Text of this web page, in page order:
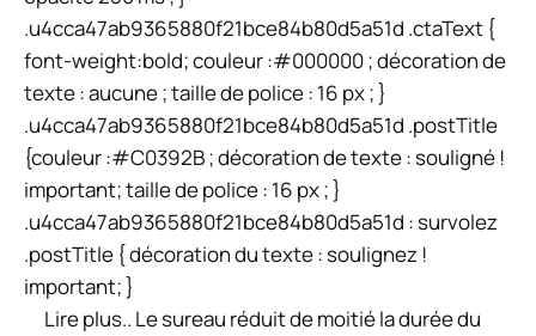
.u4cca47ab9365880f21bce84b80d5a51d .ctaText {
font-weight:bold; couleur :#000000 ; décoration de
texte : aucune ; taille de police : 16 px ; }
.u4cca47ab9365880f21bce84b80d5a51d .postTitle
{couleur :#C0392B ; décoration de texte : souligné !
important; taille de police : 16 px ; }
.u4cca47ab9365880f21bce84b80d5a51d : survolez
.postTitle { décoration du texte : soulignez !
important; }
Lire plus.. Le sureau réduit de moitié la durée du